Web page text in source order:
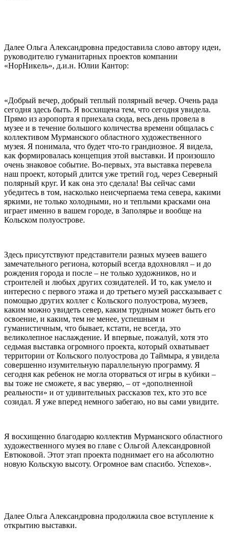
Далее Ольга Александровна предоставила слово автору идеи,
руководителю гуманитарных проектов компании
«НорНикель», д.и.н. Юлии Кантор:
«Добрый вечер, добрый теплый полярный вечер. Очень рада
сегодня здесь быть. Я восхищена тем, что сегодня увидела.
Прямо из аэропорта я приехала сюда, весь день провела в
музее и в течение большого количества времени общалась с
коллективом Мурманского областного художественного
музея. Я понимала, что будет что-то грандиозное. Я видела,
как формировалась концепция этой выставки. И произошло
очень знаковое событие. Во-первых, эта выставка перевела
наш проект, который длится уже третий год, через Северный
полярный круг. И как она это сделала! Вы сейчас сами
убедитесь в том, насколько неисчерпаема тема севера, какими
яркими, не только холодными, но и теплыми красками она
играет именно в вашем городе, в Заполярье и вообще на
Кольском полуострове.
Здесь присутствуют представители разных музеев вашего
замечательного региона, который всегда вдохновлял – и до
рождения города и после – не только художников, но и
строителей и любых других созидателей. И то, как умело и
интересно с первого этажа и до третьего музей рассказывает с
помощью других коллег с Кольского полуострова, музеев,
каким можно увидеть север, каким трудным может быть его
освоение, и каким, тем не менее, успешным и
гуманистичным, что бывает, кстати, не всегда, это
великолепное наслаждение. И впервые, пожалуй, хотя это
седьмая выставка огромного проекта, который охватывает
территории от Кольского полуострова до Таймыра, я увидела
совершенно изумительную параллельную программу. Я
сегодня как ребенок не могла оторваться от игры в кубики –
вы тоже не сможете, я вас уверяю, – от «дополненной
реальности» и от удивительных рассказов тех, кто это все
созидал. Я уже вперед немного забегаю, но вы сами увидите.
Я восхищенно благодарю коллектив Мурманского областного
художественного музея во главе с Ольгой Александровной
Евтюковой. Этот этап проекта поднимает его на абсолютно
новую Кольскую высоту. Огромное вам спасибо. Успехов».
Далее Ольга Александровна продолжила свое вступление к
открытию выставки.